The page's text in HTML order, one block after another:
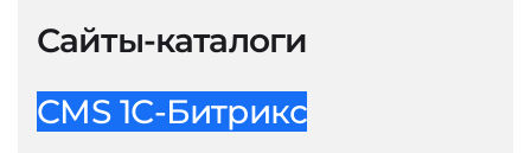
Сайты-каталоги
CMS 1С-Битрикс